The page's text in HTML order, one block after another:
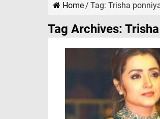
Home/ Tag: Trisha
Tag Archives: